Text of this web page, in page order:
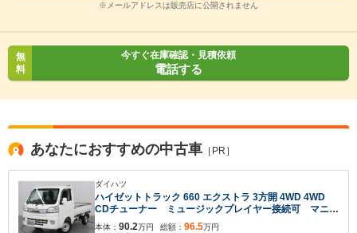
※メールアドレスは販売店に公開されません
無
料
今すぐ在庫確認・見積依頼
電話する
あなたにおすすめの中古車 ［PR］
ダイハツ
ハイゼットトラック 660 エクストラ 3方開 4WD 4WD
CDチューナー ミュージックプレイヤー接続可 マニュ
アルエアコン パワーウィンド キーレスエントリー
本体： 90.2万円
総額： 96.5万円